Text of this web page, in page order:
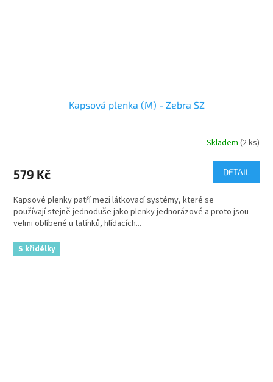
Kapsová plenka (M) - Zebra SZ
Skladem (2 ks)
579 Kč DETAIL
Kapsové plenky patří mezi látkovací systémy, které se
používají stejně jednoduše jako plenky jednorázové a proto jsou
velmi oblíbené u tatínků, hlídacích...
S křidélky